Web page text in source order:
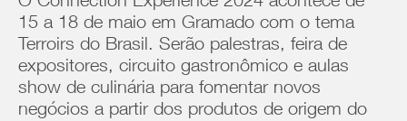
15 a 18 de maio em Gramado com o tema
Terroirs do Brasil. Serão palestras, feira de
expositores, circuito gastronômico e aulas
show de culinária para fomentar novos
negócios a partir dos produtos de origem do